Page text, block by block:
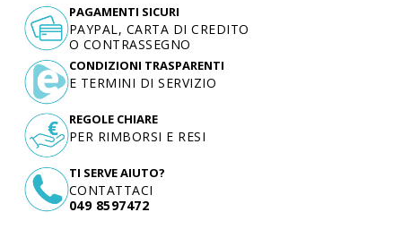
TI SERVE AIUTO?
CONTATTACI
049 8597472
PAGAMENTI SICURI
PAYPAL, CARTA DI CREDITO
O CONTRASSEGNO
CONDIZIONI TRASPARENTI
E TERMINI DI SERVIZIO
REGOLE CHIARE
PER RIMBORSI E RESI